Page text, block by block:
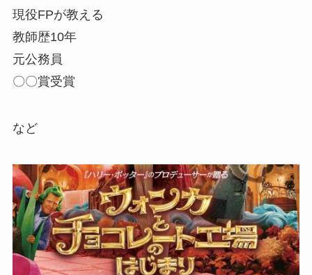
現役FPが教える
教師歴10年
元公務員
〇〇賞受賞
など